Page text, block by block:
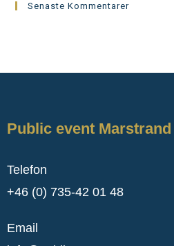
Senaste Kommentarer
Public event Marstrand
Telefon
+46 (0) 735-42 01 48
Email